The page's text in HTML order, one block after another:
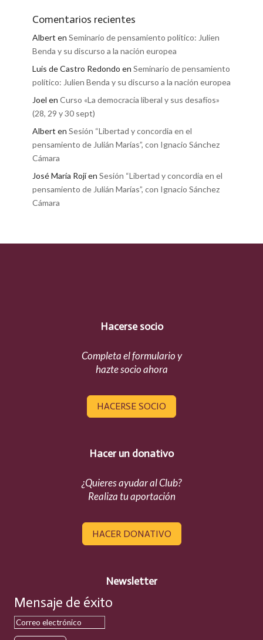
Comentarios recientes
Albert en Seminario de pensamiento político: Julien
Benda y su discurso a la nación europea
Luis de Castro Redondo en Seminario de pensamiento
político: Julien Benda y su discurso a la nación europea
Joel en Curso «La democracia liberal y sus desafíos»
(28, 29 y 30 sept)
Albert en Sesión “Libertad y concordia en el
pensamiento de Julián Marías”, con Ignacio Sánchez
Cámara
José María Rojíen Sesión “Libertad y concordia en el
pensamiento de Julián Marías”, con Ignacio Sánchez
Cámara
Hacerse socio
Completa el formulario y
hazte socio ahora
HACERSE SOCIO
Hacer un donativo
¿Quieres ayudar al Club?
Realiza tu aportación
HACER DONATIVO
Newsletter
Mensaje de éxito